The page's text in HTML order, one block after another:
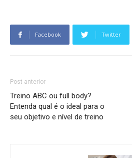
Facebook Twitter
Post anterior
Treino ABC ou full body?
Entenda qual é o ideal para o
seu objetivo e nível de treino